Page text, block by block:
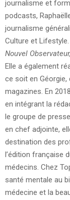
journalisme et
podcasts,
journalisme
Culture et
Nouvel
Elle a également
ce soit en Géorgie,
magazines. En
en intégrant la
le groupe de
en chef adjointe,
destination des
l’édition française
médecins. Chez
santé mentale au
médecine et la